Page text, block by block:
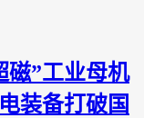
磁”工业母机
装备打破国